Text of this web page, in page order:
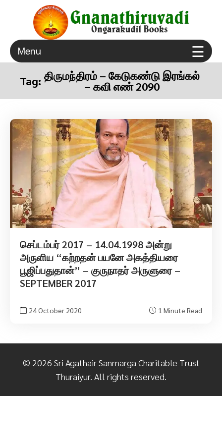
Gnanathiruvadi Ongarakudil Books – Tamil Spiritual
Books Free Download
ongarakudil sri agathiar sanmarga sangam thuraiyur
true spiritual gurugulam
Menu ☰
Tag: திருமந்திரம் – கேடுகண்டு இரங்கல்
– கவி எண் 2090
செப்டம்பர் 2017 – 14.04.1998 அன்று
அருளிய “கற்றதன் பயனே அகத்தியரை
பூஜிப்பதுதான்” – குருநாதர் அருளுரை –
SEPTEMBER 2017
24 October 2020 1 Minute Read
© 2026 Sri Agathair Sanmarga Charitable Trust
Thuraiyur. All rights reserved.